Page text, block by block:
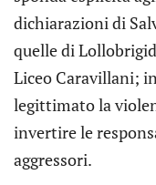
dichiarazioni di
quelle di
Liceo Caravillani;
legittimato la
invertire le
aggressori.